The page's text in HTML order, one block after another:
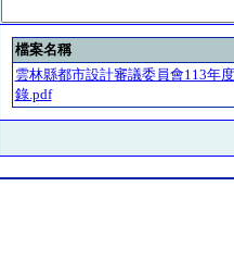
檔案名稱
雲林縣都市設計審議委員會113年
錄.pdf